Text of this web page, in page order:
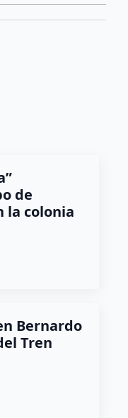
de
la colonia
Bernardo
Tren